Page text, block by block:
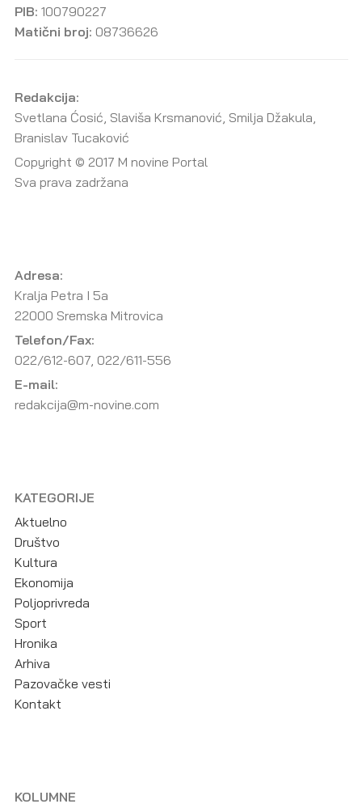
PIB: 100790227
Matični broj: 08736626
Redakcija:
Svetlana Ćosić, Slaviša Krsmanović, Smilja Džakula,
Branislav Tucaković
Copyright © 2017 M novine Portal
Sva prava zadržana
Adresa:
Kralja Petra I 5a
22000 Sremska Mitrovica
Telefon/Fax:
022/612-607, 022/611-556
E-mail:
redakcija@m-novine.com
KATEGORIJE
Aktuelno
Društvo
Kultura
Ekonomija
Poljoprivreda
Sport
Hronika
Arhiva
Pazovačke vesti
Kontakt
KOLUMNE